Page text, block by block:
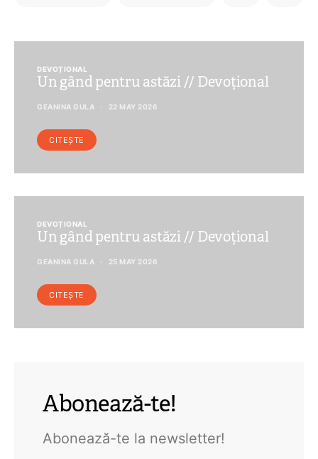
DEVOȚIONAL
Un gând pentru astăzi // Devoțional
GEANINA GULA 22 MAY 2026
CITEȘTE
DEVOȚIONAL
Un gând pentru astăzi // Devoțional
GEANINA GULA 25 MAY 2026
CITEȘTE
Abonează-te!
Abonează-te la newsletter!